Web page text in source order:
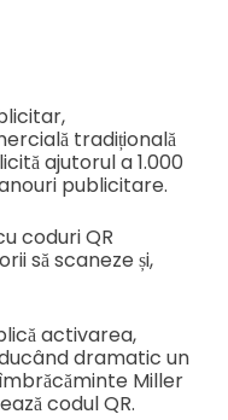
tradițională
ajutorul a 1.000
publicitare.
coduri QR
să scaneze și,
activarea,
dramatic un
Miller
codul QR.